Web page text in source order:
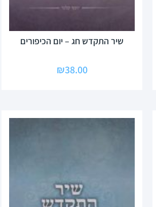
שיר התקדש חג – יום הכיפורים
₪38.00